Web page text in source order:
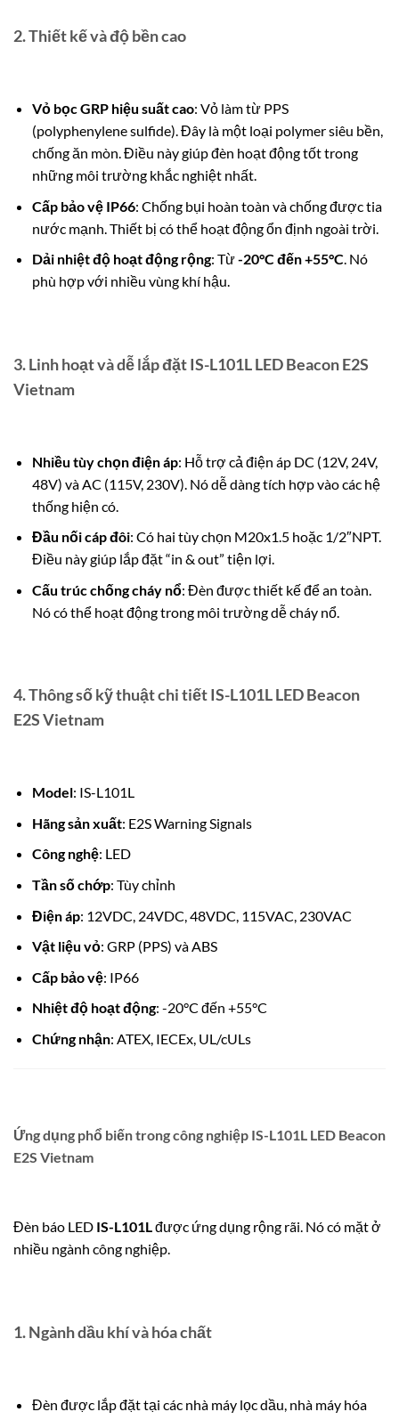
2.Thiết kế và độ bền cao
Vỏ bọc GRP hiệu suất cao: Vỏ làm từ PPS
(polyphenylene sulfide). Đây là một loại polymer siêu bền,
chống ăn mòn. Điều này giúp đèn hoạt động tốt trong
những môi trường khắc nghiệt nhất.
Cấp bảo vệ IP66: Chống bụi hoàn toàn và chống được tia
nước mạnh. Thiết bị có thể hoạt động ổn định ngoài trời.
Dải nhiệt độ hoạt động rộng: Từ-20°C đến +55°C. Nó
phù hợp với nhiều vùng khí hậu.
3.Linh hoạt và dễ lắp đặt IS-L101L LED Beacon E2S
Vietnam
Nhiều tùy chọn điện áp: Hỗ trợ cả điện áp DC (12V, 24V,
48V) và AC (115V, 230V). Nó dễ dàng tích hợp vào các hệ
thống hiện có.
Đầu nối cáp đôi: Có hai tùy chọn M20x1.5 hoặc 1/2″NPT.
Điều này giúp lắp đặt “in & out” tiện lợi.
Cấu trúc chống cháy nổ: Đèn được thiết kế để an toàn.
Nó có thể hoạt động trong môi trường dễ cháy nổ.
4.Thông số kỹ thuật chi tiết IS-L101L LED Beacon
E2S Vietnam
Model: IS-L101L
Hãng sản xuất: E2S Warning Signals
Công nghệ: LED
Tần số chớp: Tùy chỉnh
Điện áp: 12VDC, 24VDC, 48VDC, 115VAC, 230VAC
Vật liệu vỏ: GRP (PPS) và ABS
Cấp bảo vệ: IP66
Nhiệt độ hoạt động: -20°C đến +55°C
Chứng nhận: ATEX, IECEx, UL/cULs
Ứng dụng phổ biến trong công nghiệp IS-L101L LED Beacon
E2S Vietnam
Đèn báo LED IS-L101Lđược ứng dụng rộng rãi. Nó có mặt ở
nhiều ngành công nghiệp.
1.Ngành dầu khí và hóa chất
Đèn được lắp đặt tại các nhà máy lọc dầu, nhà máy hóa